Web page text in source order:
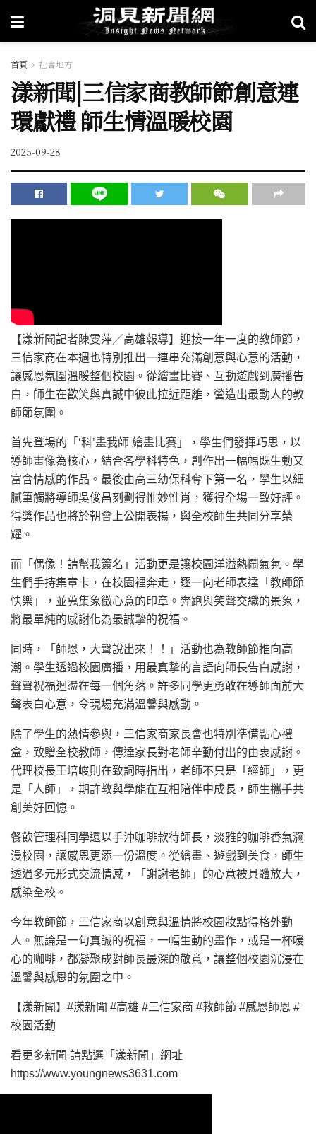
首頁 社會地方
漾新聞|三信家商教師節創意連
環獻禮 師生情溫暖校園
2025-09-28
【漾新聞記者陳雯萍／高雄報導】迎接一年一度的教師節，
三信家商在本週也特別推出一連串充滿創意與心意的活動，
讓感恩氛圍溫暖整個校園。從繪畫比賽、互動遊戲到廣播告
白，師生在歡笑與真誠中彼此拉近距離，營造出最動人的教
師節氛圍。
首先登場的「‘科’畫我師 繪畫比賽」，學生們發揮巧思，以
導師畫像為核心，結合各學科特色，創作出一幅幅既生動又
富含情感的作品。最後由高三幼保科奪下第一名，學生以細
膩筆觸將導師吳俊昌刻劃得惟妙惟肖，獲得全場一致好評。
得獎作品也將於朝會上公開表揚，與全校師生共同分享榮
耀。
而「偶像！請幫我簽名」活動更是讓校園洋溢熱鬧氣氛。學
生們手持集章卡，在校園裡奔走，逐一向老師表達「教師節
快樂」，並蒐集象徵心意的印章。奔跑與笑聲交織的景象，
將最單純的感謝化為最誠摯的祝福。
同時，「師恩，大聲說出來！！」活動也為教師節推向高
潮。學生透過校園廣播，用最真摯的言語向師長告白感謝，
聲聲祝福迴盪在每一個角落。許多同學更勇敢在導師面前大
聲表白心意，令現場充滿溫馨與感動。
除了學生的熱情參與，三信家商家長會也特別準備點心禮
盒，致贈全校教師，傳達家長對老師辛勤付出的由衷感謝。
代理校長王培峻則在致詞時指出，老師不只是「經師」，更
是「人師」，期許教與學能在互相陪伴中成長，師生攜手共
創美好回憶。
餐飲管理科同學還以手沖咖啡款待師長，淡雅的咖啡香氣瀰
漫校園，讓感恩更添一份溫度。從繪畫、遊戲到美食，師生
透過多元形式交流情感，「謝謝老師」的心意被具體放大，
感染全校。
今年教師節，三信家商以創意與溫情將校園妝點得格外動
人。無論是一句真誠的祝福，一幅生動的畫作，或是一杯暖
心的咖啡，都凝聚成對師長最深的敬意，讓整個校園沉浸在
溫馨與感恩的氛圍之中。
【漾新聞】#漾新聞 #高雄 #三信家商 #教師節 #感恩師恩 #
校園活動
看更多新聞 請點選「漾新聞」網址
https://www.youngnews3631.com